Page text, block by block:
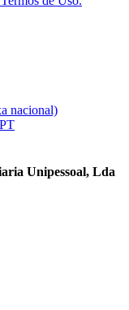
nacional)
Unipessoal, Lda